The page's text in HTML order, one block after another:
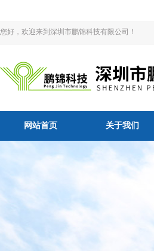
您好，欢迎来到深圳市鹏锦科技有限公司！
网站首页 关于我们